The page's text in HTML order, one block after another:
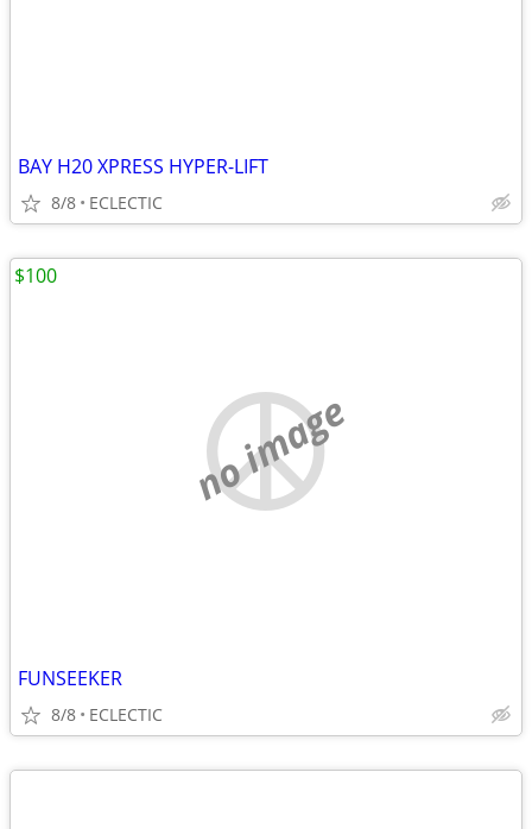
BAY H20 XPRESS HYPER-LIFT
8/8 ECLECTIC
no image
FUNSEEKER
8/8 ECLECTIC
$100